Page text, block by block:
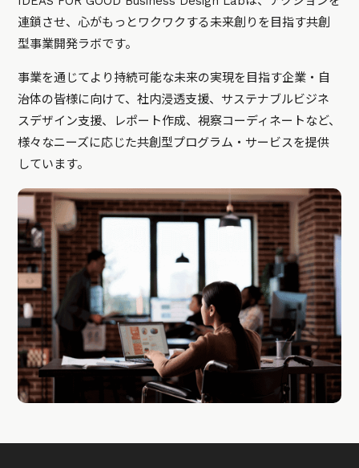
連鎖させ、心がもっとワクワクする未来創りを目指す共創
型事業開発ラボです。
事業を通じてより持続可能な未来の実現を目指す企業・自
治体の皆様に向けて、社内浸透支援、サステナブルビジネ
スデザイン支援、レポート作成、視察コーディネートなど、
様々なニーズに応じた共創型プログラム・サービスを提供
しています。